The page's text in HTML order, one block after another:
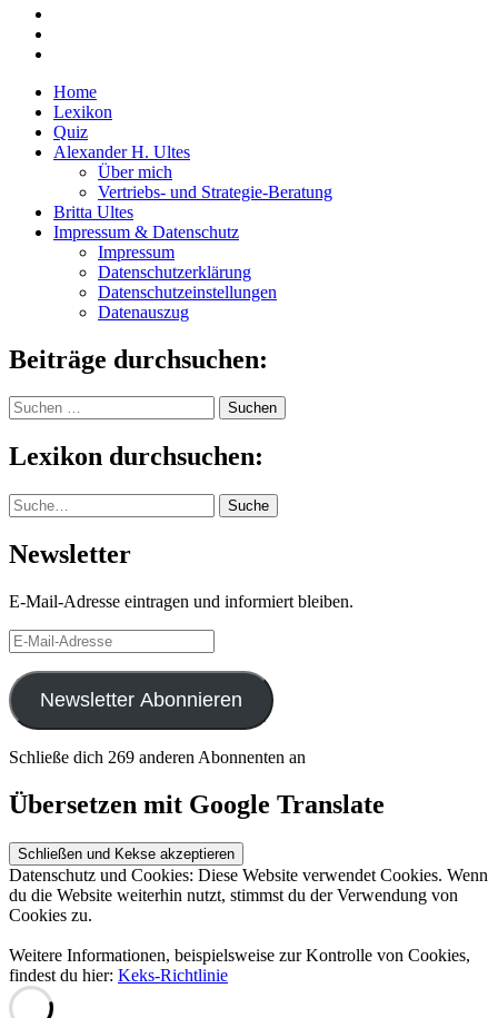
Home
Lexikon
Quiz
Alexander H. Ultes
Über mich
Vertriebs- und Strategie-Beratung
Britta Ultes
Impressum & Datenschutz
Impressum
Datenschutzerklärung
Datenschutzeinstellungen
Datenauszug
Beiträge durchsuchen:
Suchen
nach:
Lexikon durchsuchen:
Suche Suche
Newsletter
E-Mail-Adresse eintragen und informiert bleiben.
E-
Mail-
Adresse
Newsletter Abonnieren
Schließe dich 269 anderen Abonnenten an
Übersetzen mit Google Translate
Datenschutz und Cookies: Diese Website verwendet Cookies. Wenn
du die Website weiterhin nutzt, stimmst du der Verwendung von
Cookies zu.
Weitere Informationen, beispielsweise zur Kontrolle von Cookies,
findest du hier: Keks-Richtlinie